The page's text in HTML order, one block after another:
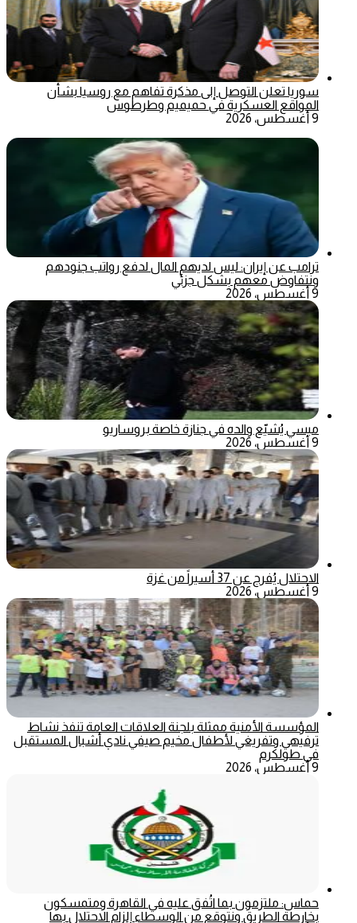
سوريا تعلن التوصل إلى مذكرة تفاهم مع روسيا بشأن
المواقع العسكرية في حميميم وطرطوس
9 أغسطس، 2026
ترامب عن إيران: ليس لديهم المال لدفع رواتب جنودهم
ونتفاوض معهم بشكل جزئي
9 أغسطس، 2026
ميسي يُشيّع والده في جنازة خاصة بروساريو
9 أغسطس، 2026
الاحتلال يُفرج عن 37 أسيراً من غزة
9 أغسطس، 2026
المؤسسة الأمنية ممثلة بلجنة العلاقات العامة تنفذ نشاط
ترفيهي وتفريغي لأطفال مخيم صيفي نادي أشبال المستقبل
في طولكرم
9 أغسطس، 2026
حماس: ملتزمون بما اتُفق عليه في القاهرة ومتمسكون
بخارطة الطريق ونتوقع من الوسطاء إلزام الاحتلال بها